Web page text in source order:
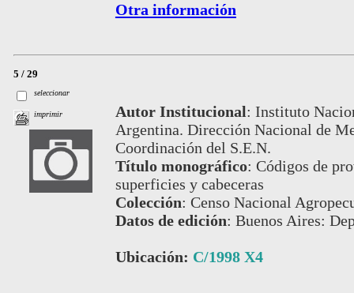
Otra información
5 / 29
seleccionar
imprimir Autor Institucional: Instituto
Argentina. Dirección Nacional de
Coordinación del S.E.N.
Título monográfico: Códigos de
superficies y cabeceras
Colección: Censo Nacional
Datos de edición: Buenos Aires:
Ubicación: C/1998 X4